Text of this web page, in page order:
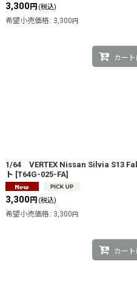
3,300円 (税込)
希望小売価格 : 3,300 円
カー
1/64 VERTEX Nissan Silvia S13
ト [T64G-025-FA]
3,300円 (税込)
希望小売価格 : 3,300 円
カー